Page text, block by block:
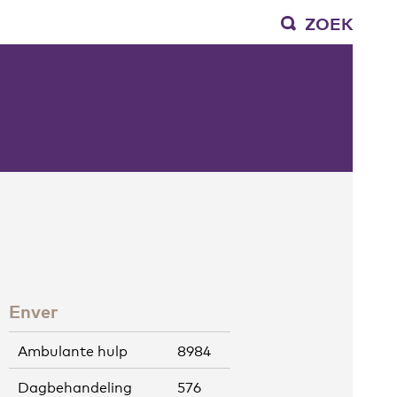
ZOEK
Enver
Ambulante hulp
8984
Dagbehandeling
576